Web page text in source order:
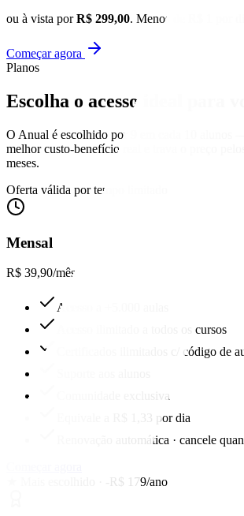
ou à vista porR$ 299,00. Menos de R$ 1 por
Começar agora
Planos
Escolha o acesso
O Anual é escolhido por 9 em cada 10 alunos
melhor custo-benefício real e trava o preço
meses.
Oferta válida por tempo limitado
Mensal
R$ 39,90/mês
Acesso a +5.000 aulas
Acesso ilimitado a todos os cursos
Certificados ilimitados c/ código de
Comunidade exclusiva
Equivale a R$ 1,33 por dia
Renovação automática · cancele
★ Mais escolhido · -R$ 179/ano